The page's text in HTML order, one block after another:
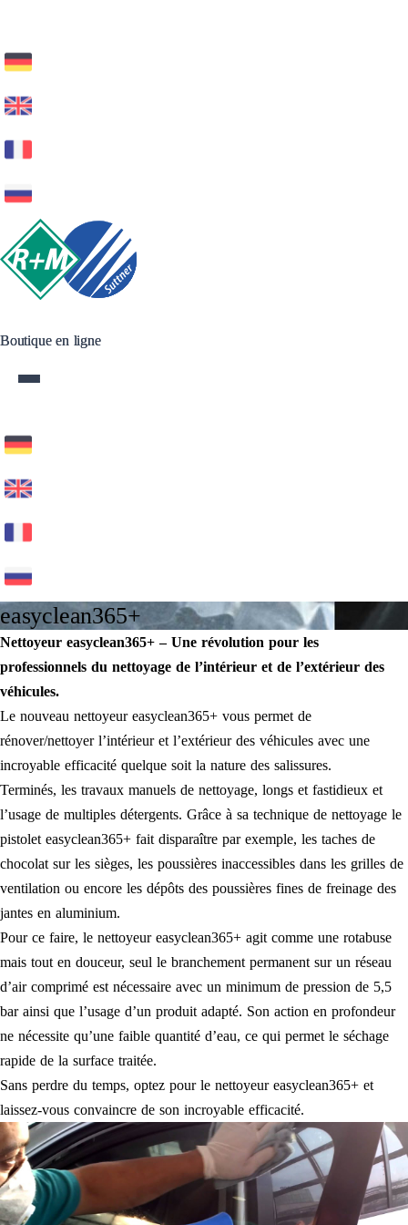
Boutique en ligne
Boutique en ligne
easyclean365+
Nettoyeur easyclean365+ – Une révolution pour les
professionnels du nettoyage de l’intérieur et de l’extérieur des
véhicules.
Le nouveau nettoyeur easyclean365+ vous permet de
rénover/nettoyer l’intérieur et l’extérieur des véhicules avec une
incroyable efficacité quelque soit la nature des salissures.
Terminés, les travaux manuels de nettoyage, longs et fastidieux et
l’usage de multiples détergents. Grâce à sa technique de nettoyage le
pistolet easyclean365+ fait disparaître par exemple, les taches de
chocolat sur les sièges, les poussières inaccessibles dans les grilles de
ventilation ou encore les dépôts des poussières fines de freinage des
jantes en aluminium.
Pour ce faire, le nettoyeur easyclean365+ agit comme une rotabuse
mais tout en douceur, seul le branchement permanent sur un réseau
d’air comprimé est nécessaire avec un minimum de pression de 5,5
bar ainsi que l’usage d’un produit adapté. Son action en profondeur
ne nécessite qu’une faible quantité d’eau, ce qui permet le séchage
rapide de la surface traitée.
Sans perdre du temps, optez pour le nettoyeur easyclean365+ et
laissez-vous convaincre de son incroyable efficacité.